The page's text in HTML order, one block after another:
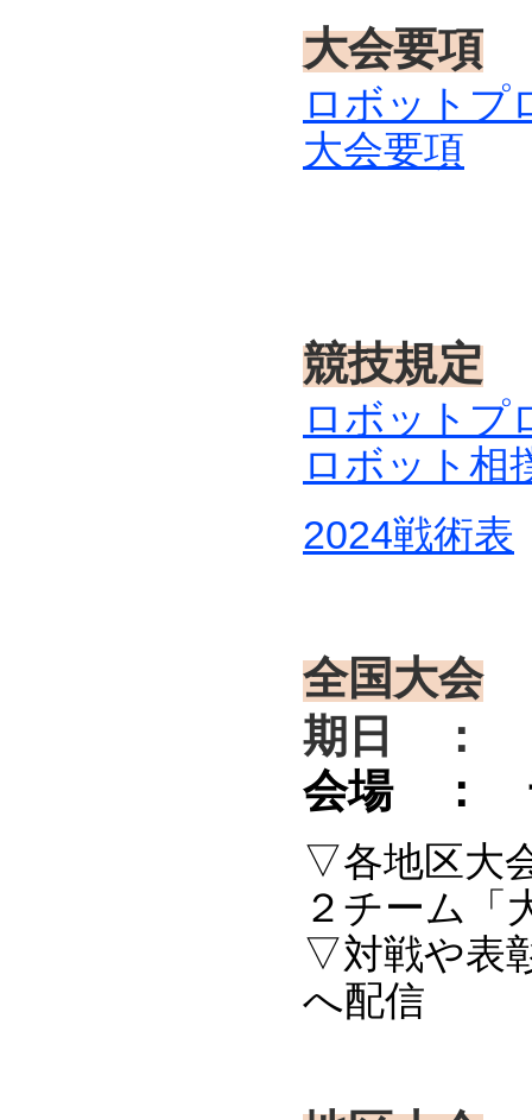
大会要項
ロボットプ
大会要項
競技規定
ロボットプ
ロボット
2024戦術表
全国大会
期日 ：
会場 ：
▽各地区大
２チーム「
▽対戦や表
へ配信